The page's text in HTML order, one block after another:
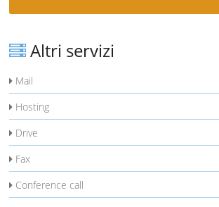
Altri servizi
Mail
Hosting
Drive
Fax
Conference call